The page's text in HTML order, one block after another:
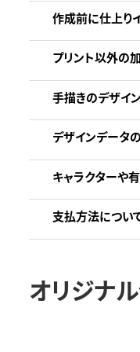
作成前に仕上り
プリント以外の
手描きのデザイ
デザインデータ
キャラクターや
支払方法につい
オリジナ